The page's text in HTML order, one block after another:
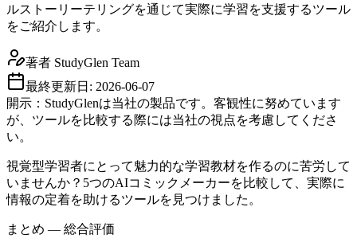
ルストーリーテリングを通じて実際に学習を支援するツール
をご紹介します。
著者 StudyGlen Team
最終更新日: 2026-06-07
開示：StudyGlenは当社の製品です。客観性に努めています
が、ツールを比較する際には当社の視点を考慮してくださ
い。
視覚型学習者にとって魅力的な学習教材を作るのに苦労して
いませんか？5つのAIコミックメーカーを比較して、実際に
情報の定着を助けるツールを見つけました。
まとめ — 総合評価